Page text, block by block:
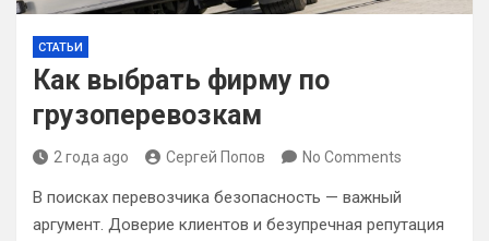
СТАТЬИ
Как выбрать фирму по
грузоперевозкам
2 года ago Сергей Попов No Comments
В поисках перевозчика безопасность — важный
аргумент. Доверие клиентов и безупречная репутация